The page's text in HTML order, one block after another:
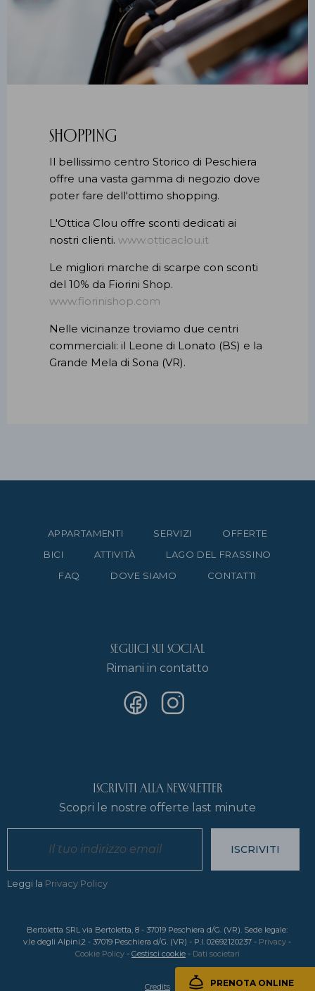
PRENOTA ONLINE
Shopping
Il bellissimo centro Storico di Peschiera
offre una vasta gamma di negozio dove
poter fare dell'ottimo shopping.
L'Ottica Clou offre sconti dedicati ai
nostri clienti. www.otticaclou.it
Le migliori marche di scarpe con sconti
del 10% da Fiorini Shop.
www.fiorinishop.com
Nelle vicinanze troviamo due centri
commerciali: il Leone di Lonato (BS) e la
Grande Mela di Sona (VR).
APPARTAMENTI SERVIZI
OFFERTE
BICI
ATTIVITÀ
LAGO DEL FRASSINO
FAQ
DOVE SIAMO CONTATTI
Seguici sui social
Rimani in contatto
Iscriviti alla newsletter
Scopri le nostre offerte last minute
ISCRIVITI
Leggi la Privacy Policy
Bertoletta SRL via Bertoletta, 8 - 37019 Peschiera d/G. (VR). Sede legale:
v.le degli Alpini,2 - 37019 Peschiera d/G. (VR) - P.I. 02692120237 - Privacy -
Cookie Policy- Gestisci cookie- Dati societari
Credits